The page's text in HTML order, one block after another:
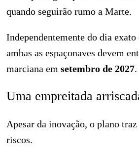
quando seguirão rumo a Marte.
Independentemente do dia
ambas as espaçonaves devem
marciana em setembro de 2027.
Uma empreitada
Apesar da inovação, o plano traz
riscos.